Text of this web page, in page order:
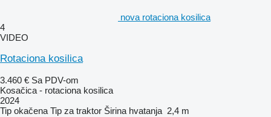
nova rotaciona kosilica
4
VIDEO
Rotaciona kosilica
3.460 € Sa PDV-om
Kosačica - rotaciona kosilica
2024
Tip okačena Tip za traktor Širina hvatanja 2,4 m